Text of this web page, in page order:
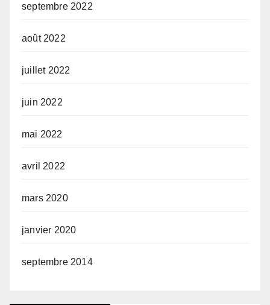
septembre 2022
août 2022
juillet 2022
juin 2022
mai 2022
avril 2022
mars 2020
janvier 2020
septembre 2014